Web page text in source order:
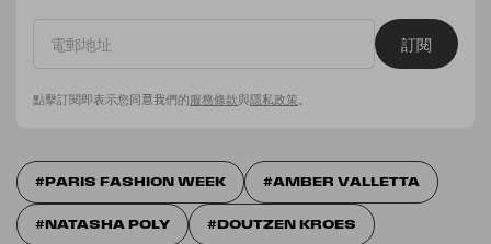
訂閱
點擊訂閱即表示您同意我們的服務條款與隱私政策
PARIS FASHION WEEK AMBER VALLETTA
NATASHA POLY DOUTZEN KROES